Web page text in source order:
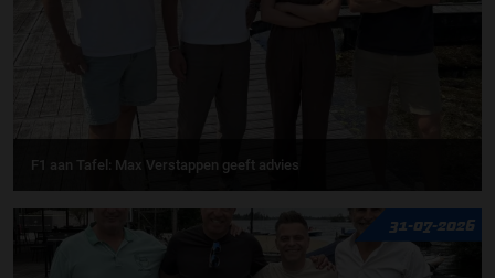
F1 aan Tafel: Max Verstappen geeft advies
31-07-2026